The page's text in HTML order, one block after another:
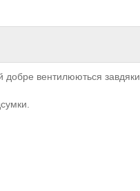
добре вентилюються завдяки